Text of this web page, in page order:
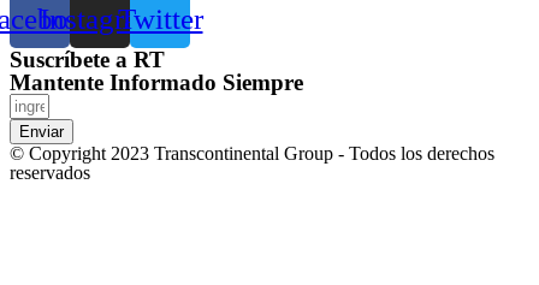
InstagramTwitter
Suscríbete a RT
Mantente Informado Siempre
Enviar
© Copyright 2023 Transcontinental Group - Todos los derechos
reservados